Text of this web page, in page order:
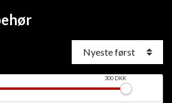
300 DKK